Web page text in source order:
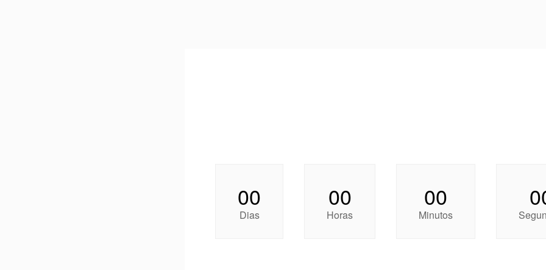
00
Dias
00
Horas
00
Minutos